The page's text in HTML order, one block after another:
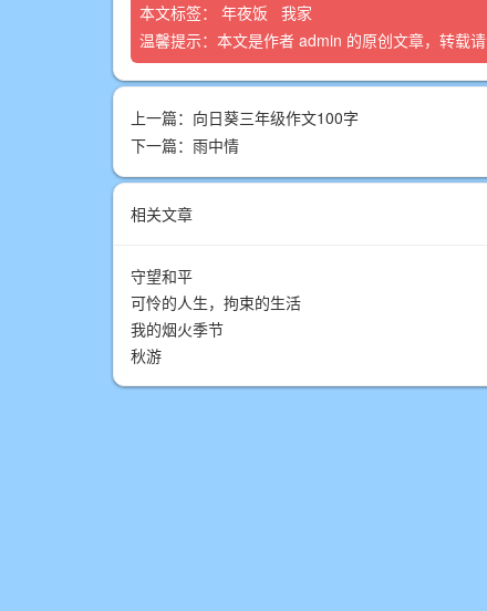
本文标签： 年夜饭
我家
温馨提示：本文是作者 admin 的原创文章，转载
上一篇： 向日葵三年级作文100字
下一篇： 雨中情
相关文章
守望和平
可怜的人生，拘束的生活
我的烟火季节
秋游